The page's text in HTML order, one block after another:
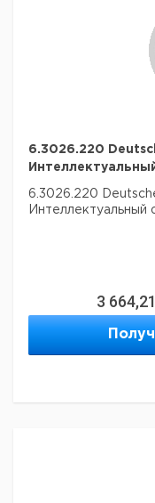
6.3026.220
6.3026.220
3 664,21